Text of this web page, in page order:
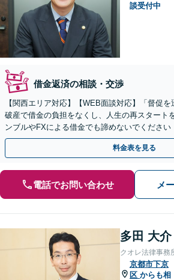
談受付中
借金返済の相談・交渉
【関西エリア対応】【WEB面談対応】「督促
破産で借金の負担をなくし、人生の再スタート
ンブルやFXによる借金でも諦めないでください
をサポート」【休日・夜間相談可】
料金表を見る
電話でお問い合わせ メ
多田 大介
クオレ法律事務
京都市下京
区 からも相